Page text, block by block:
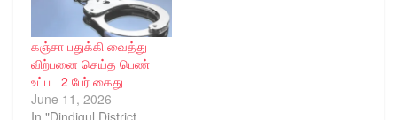
கஞ்சா பதுக்கி வைத்து
விற்பனை செய்த பெண்
உட்பட 2 பேர் கைது
June 11, 2026
In "Dindigul District